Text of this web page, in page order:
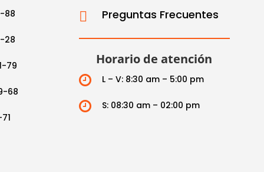
88
28
79
68
 Preguntas Frecuentes
Horario de atención
 L – V: 8:30 am – 5:00 pm
 S: 08:30 am – 02:00 pm